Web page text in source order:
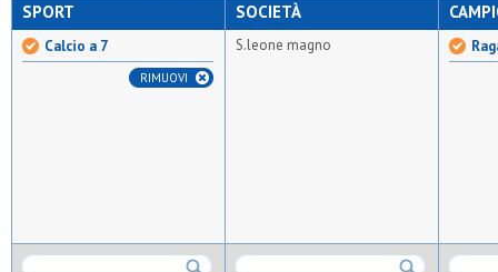
SPORT
Calcio a 7
RIMUOVI
SOCIETÀ
S.leone magno